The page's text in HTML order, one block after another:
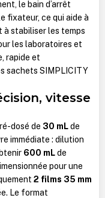
le bain d’arrêt
fixateur, ce qui aide à
à stabiliser les temps
les laboratoires et
rapide et
sachets SIMPLICITY
vitesse
dosé de 30 mLde
immédiate : dilution
600 mLde
pour une
2 films 35 mm
Le format